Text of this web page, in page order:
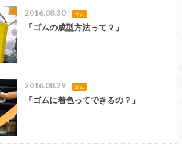
2016.08.30 ゴム
「ゴムの成型方法って？」
2016.08.29 ゴム
「ゴムに着色ってできるの？」